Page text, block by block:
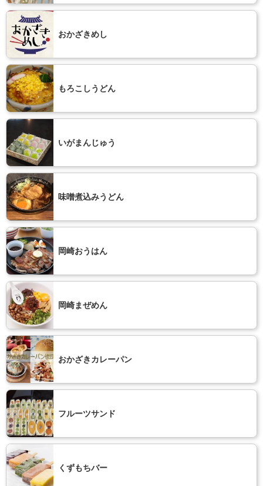
おかざきめし
もろこしうどん
いがまんじゅう
味噌煮込みうどん
岡崎おうはん
岡崎まぜめん
おかざきカレーパン
フルーツサンド
くずもちバー